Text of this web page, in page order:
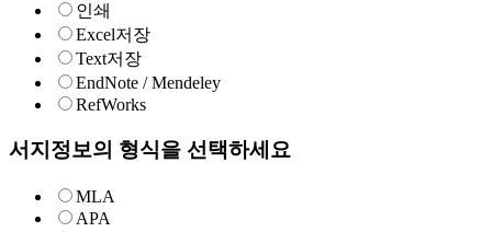
인쇄
Excel저장
Text저장
EndNote / Mendeley
RefWorks
서지정보의 형식을 선택하세요
MLA
APA